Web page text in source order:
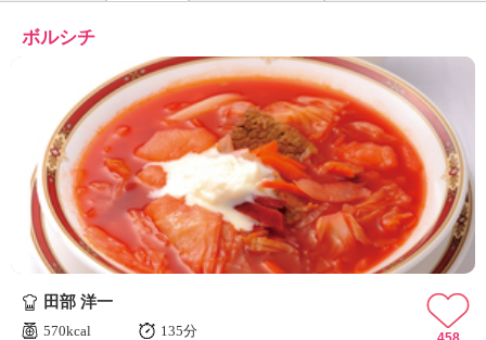
H
K
エ
デ
ュ
ケ
ー
シ
ョ
ナ
ボルシチ
田部 洋一
570kcal
135分